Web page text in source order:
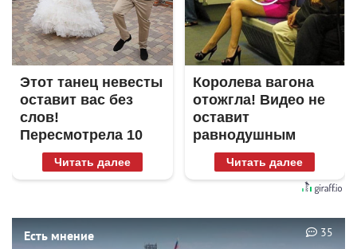
Этот танец невесты
оставит вас без
слов!
Пересмотрела 10
раз
Читать далее
Королева вагона
отожгла! Видео не
оставит
равнодушным
Читать далее
Есть мнение 35